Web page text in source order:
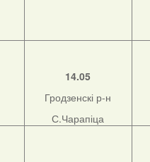
14.05
Гродзенскі р-н
С.Чарапіца